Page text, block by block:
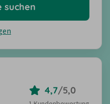
suchen
4,7/5,0